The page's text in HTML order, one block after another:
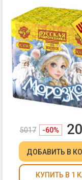
5017 -60%
ДОБАВИТЬ В
КУПИТЬ В 1